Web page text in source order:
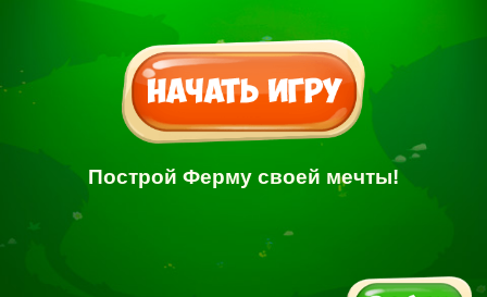
Построй Ферму своей мечты!